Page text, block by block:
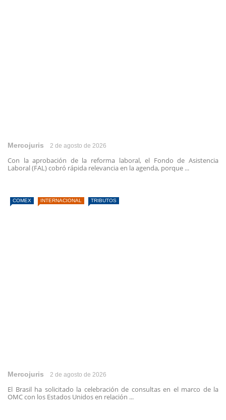
Mercojuris 2 de agosto de 2026
Con la aprobación de la reforma laboral, el Fondo de Asistencia
Laboral (FAL) cobró rápida relevancia en la agenda, porque ...
COMEX INTERNACIONAL TRIBUTOS
Mercojuris 2 de agosto de 2026
El Brasil ha solicitado la celebración de consultas en el marco de la
OMC con los Estados Unidos en relación ...